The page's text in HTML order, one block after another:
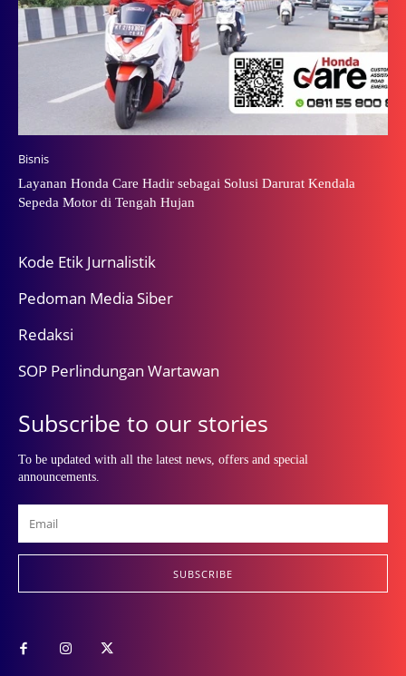
Bisnis
Layanan Honda Care Hadir sebagai Solusi Darurat Kendala
Sepeda Motor di Tengah Hujan
Kode Etik Jurnalistik
Pedoman Media Siber
Redaksi
SOP Perlindungan Wartawan
Subscribe to our stories
To be updated with all the latest news, offers and special
announcements.
SUBSCRIBE